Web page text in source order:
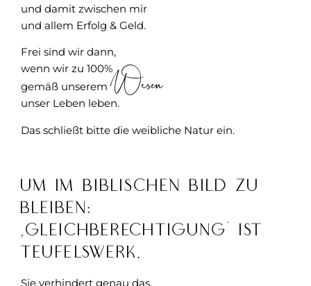
und damit zwischen mir
und allem Erfolg & Geld.
Frei sind wir dann,
wenn wir zu 100%
gemäß unserem Wesen
unser Leben leben.
Das schließt bitte die weibliche Natur ein.
Um im biblischen Bild zu
bleiben:
‚Gleichberechtigung‘ ist
TeufelsWerk.
Sie verhindert genau das,